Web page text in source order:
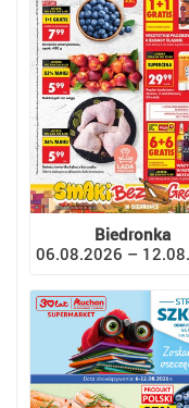
Biedronka
06.08.2026 –